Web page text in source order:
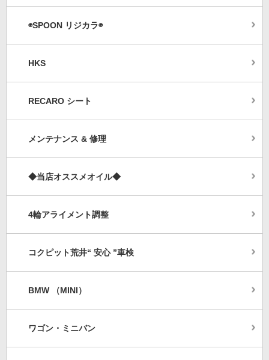
◉SPOON リジカラ◉
HKS
RECARO シート
メンテナンス & 修理
◆当店オススメオイル◆
4輪アライメント調整
コクピット荒井“ 安心 ”車検
BMW （MINI）
ワゴン・ミニバン